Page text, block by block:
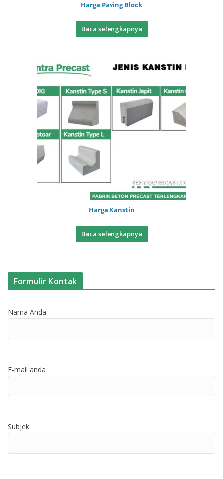
Harga Paving Block
Baca selengkapnya
Harga Kanstin
Baca selengkapnya
Formulir Kontak
Nama Anda
E-mail anda
Subjek